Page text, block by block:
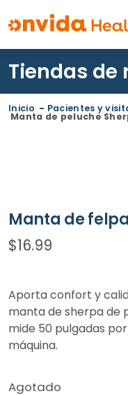
¿Qué
encontrar?
Tiendas de
Inicio - Pacientes y
Manta de peluche
Manta de
$16.99
Aporta confort y
manta de sherpa de
mide 50 pulgadas
máquina.
Agotado